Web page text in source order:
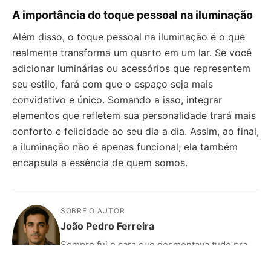
A importância do toque pessoal na iluminação
Além disso, o toque pessoal na iluminação é o que
realmente transforma um quarto em um lar. Se você
adicionar luminárias ou acessórios que representem
seu estilo, fará com que o espaço seja mais
convidativo e único. Somando a isso, integrar
elementos que refletem sua personalidade trará mais
conforto e felicidade ao seu dia a dia. Assim, ao final,
a iluminação não é apenas funcional; ela também
encapsula a essência de quem somos.
SOBRE O AUTOR
João Pedro Ferreira
Sempre fui o cara que desmontava tudo pra